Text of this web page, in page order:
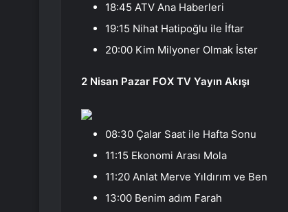
18:45 ATV Ana Haberleri
19:15 Nihat Hatipoğlu ile İftar
20:00 Kim Milyoner Olmak İster
2 Nisan Pazar FOX TV Yayın Akışı
08:30 Çalar Saat ile Hafta Sonu
11:15 Ekonomi Arası Mola
11:20 Anlat Merve Yıldırım ve Ben
13:00 Benim adım Farah